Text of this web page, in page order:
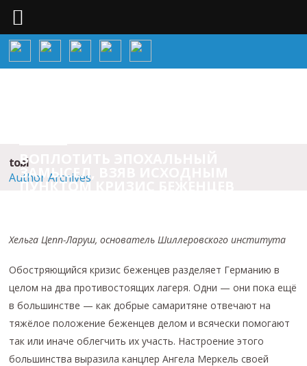
tobi
Author Archives
ВОПЛОТИТЬ ЭПОХАЛЬНЫЙ
ЗАМЫСЕЛ, ВЗЯВ ИСХОДНЫМ
ПУНКТОМ КРИЗИС БЕЖЕНЦЕВ
Хельга Цепп-Ларуш, основатель Шиллеровского института
Обостряющийся кризис беженцев разделяет Германию в
целом на два противостоящих лагеря. Одни — они пока ещё
в большинстве — как добрые самаритяне отвечают на
тяжёлое положение беженцев делом и всячески помогают
так или иначе облегчить их участь. Настроение этого
большинства выразила канцлер Ангела Меркель своей